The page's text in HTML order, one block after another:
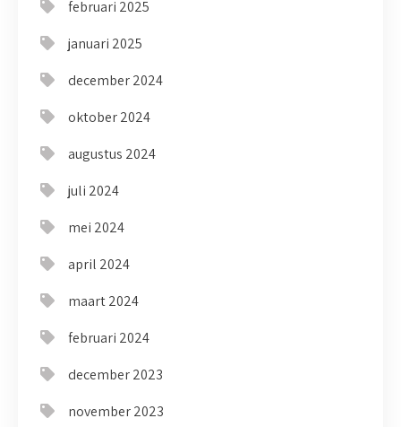
februari 2025
januari 2025
december 2024
oktober 2024
augustus 2024
juli 2024
mei 2024
april 2024
maart 2024
februari 2024
december 2023
november 2023